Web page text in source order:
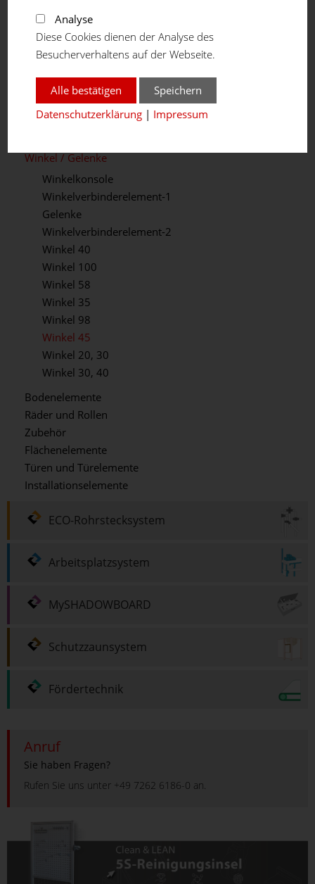
Profilreihe 20
Profilreihe 30
Profilreihe 40
Profilreihe 50
Teleskopprofil
Winkelprofil
Winkel / Gelenke
Winkelkonsole
Winkelverbinderelement-1
Gelenke
Winkelverbinderelement-2
Winkel 40
Winkel 100
Winkel 58
Winkel 35
Winkel 98
Winkel 45
Winkel 20, 30
Winkel 30, 40
Bodenelemente
Räder und Rollen
Zubehör
Flächenelemente
Türen und Türelemente
Installationselemente
ECO-Rohrstecksystem
Arbeitsplatzsystem
MySHADOWBOARD
Schutzzaunsystem
Fördertechnik
Anruf
Sie haben Fragen?
Rufen Sie uns unter +49 7262 6186-0 an.
Analyse
Diese Cookies dienen der Analyse des
Besucherverhaltens auf der Webseite.
Alle bestätigen
Speichern
Datenschutzerklärung | Impressum